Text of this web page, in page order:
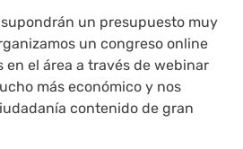
un presupuesto muy
un congreso online
en el área a través de webinar
más económico y nos
contenido de gran